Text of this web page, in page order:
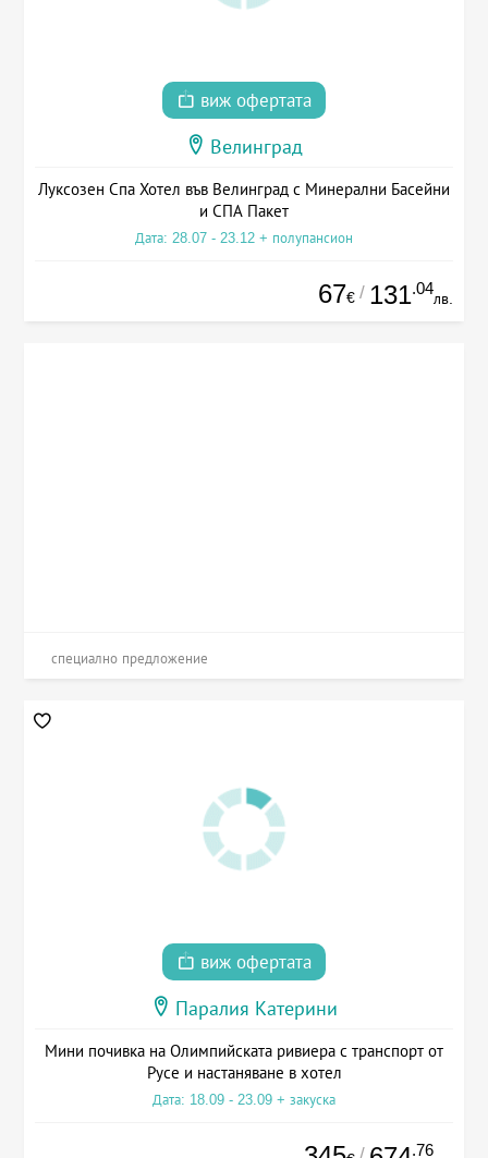
виж офертата
Велинград
Луксозен Спа Хотел във Велинград с Минерални Басейни
и СПА Пакет
Дата: 28.07 - 23.12 + полупансион
67€ / 131.04
лв.
специално предложение
виж офертата
Паралия Катерини
Мини почивка на Олимпийската ривиера с транспорт от
Русе и настаняване в хотел
Дата: 18.09 - 23.09 + закуска
.76